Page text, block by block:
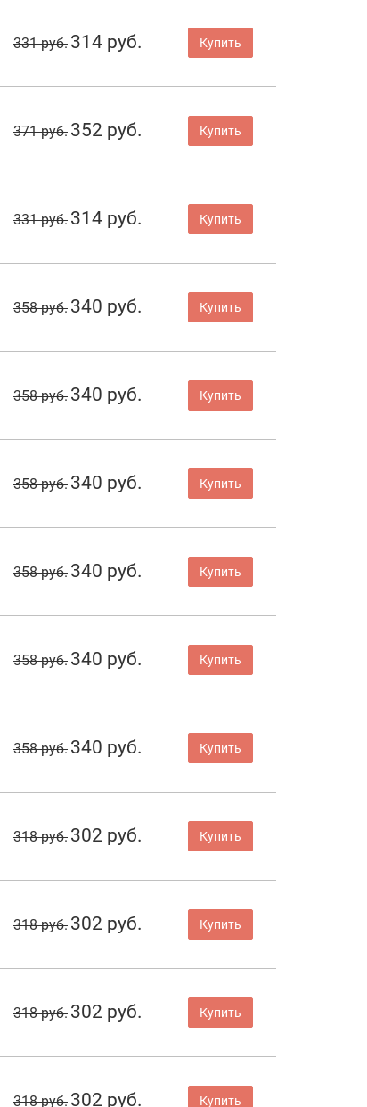
331 руб. 314 руб. Купить
371 руб. 352 руб. Купить
331 руб. 314 руб. Купить
358 руб. 340 руб. Купить
358 руб. 340 руб. Купить
358 руб. 340 руб. Купить
358 руб. 340 руб. Купить
358 руб. 340 руб. Купить
358 руб. 340 руб. Купить
318 руб. 302 руб. Купить
318 руб. 302 руб. Купить
318 руб. 302 руб. Купить
318 руб. 302 руб. Купить